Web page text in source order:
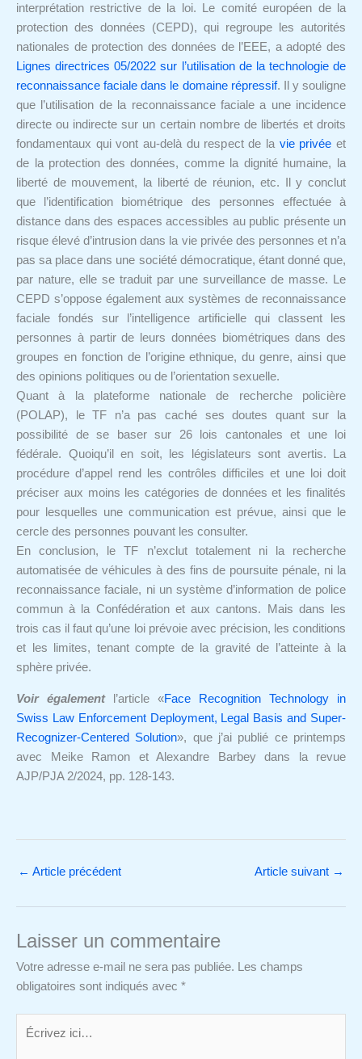
interprétation restrictive de la loi. Le comité européen de la
protection des données (CEPD), qui regroupe les autorités
nationales de protection des données de l’EEE, a adopté des
Lignes directrices 05/2022 sur l’utilisation de la technologie de
reconnaissance faciale dans le domaine répressif. Il y souligne
que l’utilisation de la reconnaissance faciale a une incidence
directe ou indirecte sur un certain nombre de libertés et droits
fondamentaux qui vont au-delà du respect de la vie privée et
de la protection des données, comme la dignité humaine, la
liberté de mouvement, la liberté de réunion, etc. Il y conclut
que l’identification biométrique des personnes effectuée à
distance dans des espaces accessibles au public présente un
risque élevé d’intrusion dans la vie privée des personnes et n’a
pas sa place dans une société démocratique, étant donné que,
par nature, elle se traduit par une surveillance de masse. Le
CEPD s’oppose également aux systèmes de reconnaissance
faciale fondés sur l’intelligence artificielle qui classent les
personnes à partir de leurs données biométriques dans des
groupes en fonction de l’origine ethnique, du genre, ainsi que
des opinions politiques ou de l’orientation sexuelle.
Quant à la plateforme nationale de recherche policière
(POLAP), le TF n’a pas caché ses doutes quant sur la
possibilité de se baser sur 26 lois cantonales et une loi
fédérale. Quoiqu’il en soit, les législateurs sont avertis. La
procédure d’appel rend les contrôles difficiles et une loi doit
préciser aux moins les catégories de données et les finalités
pour lesquelles une communication est prévue, ainsi que le
cercle des personnes pouvant les consulter.
En conclusion, le TF n’exclut totalement ni la recherche
automatisée de véhicules à des fins de poursuite pénale, ni la
reconnaissance faciale, ni un système d’information de police
commun à la Confédération et aux cantons. Mais dans les
trois cas il faut qu’une loi prévoie avec précision, les conditions
et les limites, tenant compte de la gravité de l’atteinte à la
sphère privée.
Voir égalementl’article «Face Recognition Technology in
Swiss Law Enforcement Deployment, Legal Basis and Super-
Recognizer-Centered Solution», que j’ai publié ce printemps
avec Meike Ramon et Alexandre Barbey dans la revue
AJP/PJA 2/2024, pp. 128-143.
← Article précédent Article suivant →
Laisser un commentaire
Votre adresse e-mail ne sera pas publiée. Les champs
obligatoires sont indiqués avec *
Écrivez